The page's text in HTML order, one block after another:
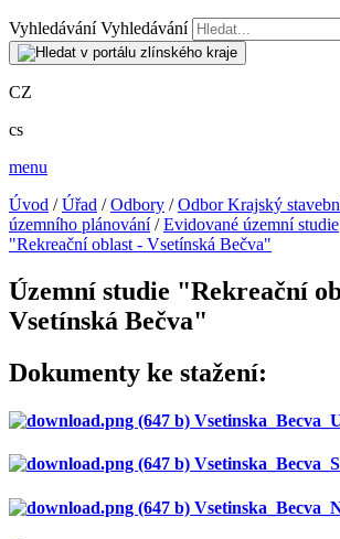
Vyhledávání Vyhledávání
CZ
cs
menu
Úvod /Úřad /Odbory /Odbor Krajský
územního plánování/Evidované územní studie
"Rekreační oblast - Vsetínská Bečva"
Územní studie "Rekreační
Vsetínská Bečva"
Dokumenty ke stažení: